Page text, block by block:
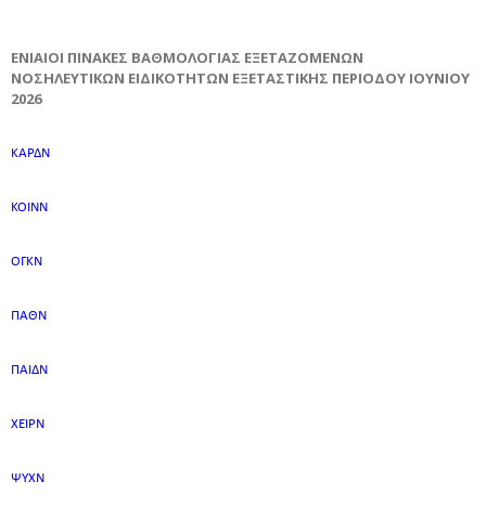
ΕΝΙΑΙΟΙ ΠΙΝΑΚΕΣ ΒΑΘΜΟΛΟΓΙΑΣ ΕΞΕΤΑΖΟΜΕΝΩΝ
ΝΟΣΗΛΕΥΤΙΚΩΝ ΕΙΔΙΚΟΤΗΤΩΝ ΕΞΕΤΑΣΤΙΚΗΣ ΠΕΡΙΟΔΟΥ ΙΟΥΝΙΟΥ
2026
ΚΑΡΔΝ
ΚΟΙΝΝ
ΟΓΚΝ
ΠΑΘΝ
ΠΑΙΔΝ
ΧΕΙΡΝ
ΨΥΧΝ